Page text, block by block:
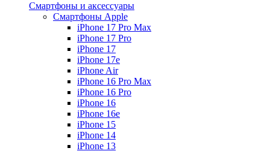
Смартфоны и аксессуары
Смартфоны Apple
iPhone 17 Pro Max
iPhone 17 Pro
iPhone 17
iPhone 17e
iPhone Air
iPhone 16 Pro Max
iPhone 16 Pro
iPhone 16
iPhone 16e
iPhone 15
iPhone 14
iPhone 13